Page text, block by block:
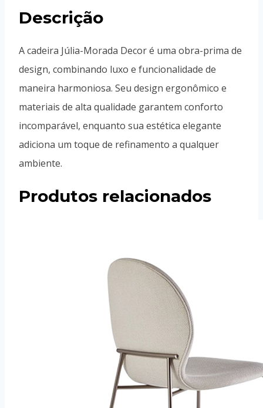
Descrição
A cadeira Júlia-Morada Decor é uma obra-prima de
design, combinando luxo e funcionalidade de
maneira harmoniosa. Seu design ergonômico e
materiais de alta qualidade garantem conforto
incomparável, enquanto sua estética elegante
adiciona um toque de refinamento a qualquer
ambiente.
Produtos relacionados